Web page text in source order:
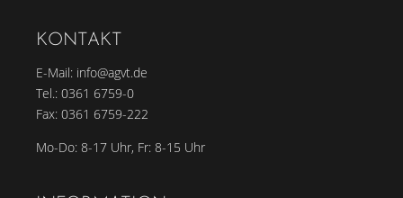
KONTAKT
E-Mail: info@agvt.de
Tel.: 0361 6759-0
Fax: 0361 6759-222
Mo-Do: 8-17 Uhr, Fr: 8-15 Uhr